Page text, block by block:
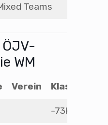
Teams
WM
Verein Klasse
-73kg